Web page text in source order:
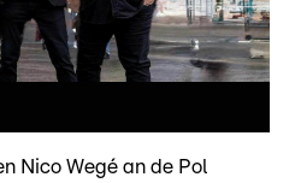
Nico Wegé an de Pol